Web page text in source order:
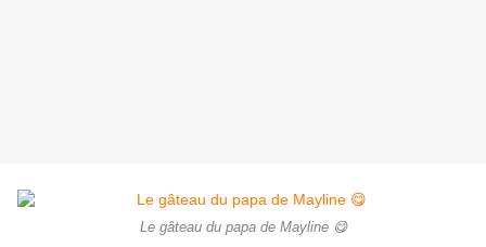
Le gâteau du papa de Mayline 😋